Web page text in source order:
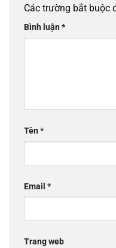
Các trường bắt buộc
Bình luận*
Tên*
Email *
Trang web